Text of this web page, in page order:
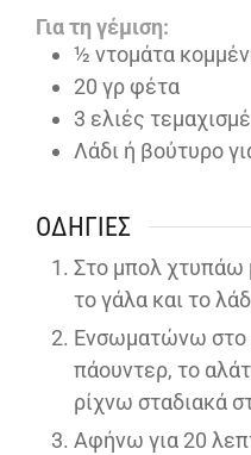
Για τη γέμιση:
½ ντομάτα
20 γρ φέτα
3 ελιές
Λάδι ή βούτυρο
ΟΔΗΓΊΕΣ
Στο μπολ χτυπάω
το γάλα και το
Ενσωματώνω στο
πάουντερ, το
ρίχνω σταδιακά
Αφήνω για 20